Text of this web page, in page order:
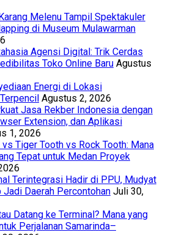
Melenu Tampil Spektakuler
di Museum Mulawarman
Agensi Digital: Trik Cerdas
Toko Online Baru Agustus
Energi di Lokasi
Agustus 2, 2026
Jasa Rekber Indonesia dengan
Extension, dan Aplikasi
1, 2026
Tiger Tooth vs Rock Tooth: Mana
Tepat untuk Medan Proyek
Terintegrasi Hadir di PPU, Mudyat
Jadi Daerah Percontohan Juli 30,
Datang ke Terminal? Mana yang
Perjalanan Samarinda–